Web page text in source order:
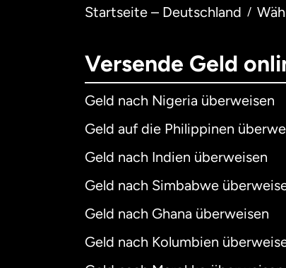
Startseite – Deutschland /
Versende Geld
Geld nach Nigeria überweisen
Geld auf die Philippinen
Geld nach Indien überweisen
Geld nach Simbabwe
Geld nach Ghana überweisen
Geld nach Kolumbien